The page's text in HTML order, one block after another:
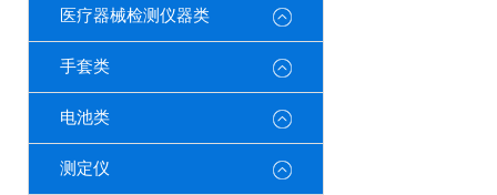
医疗器械检测仪器类
手套类
电池类
测定仪